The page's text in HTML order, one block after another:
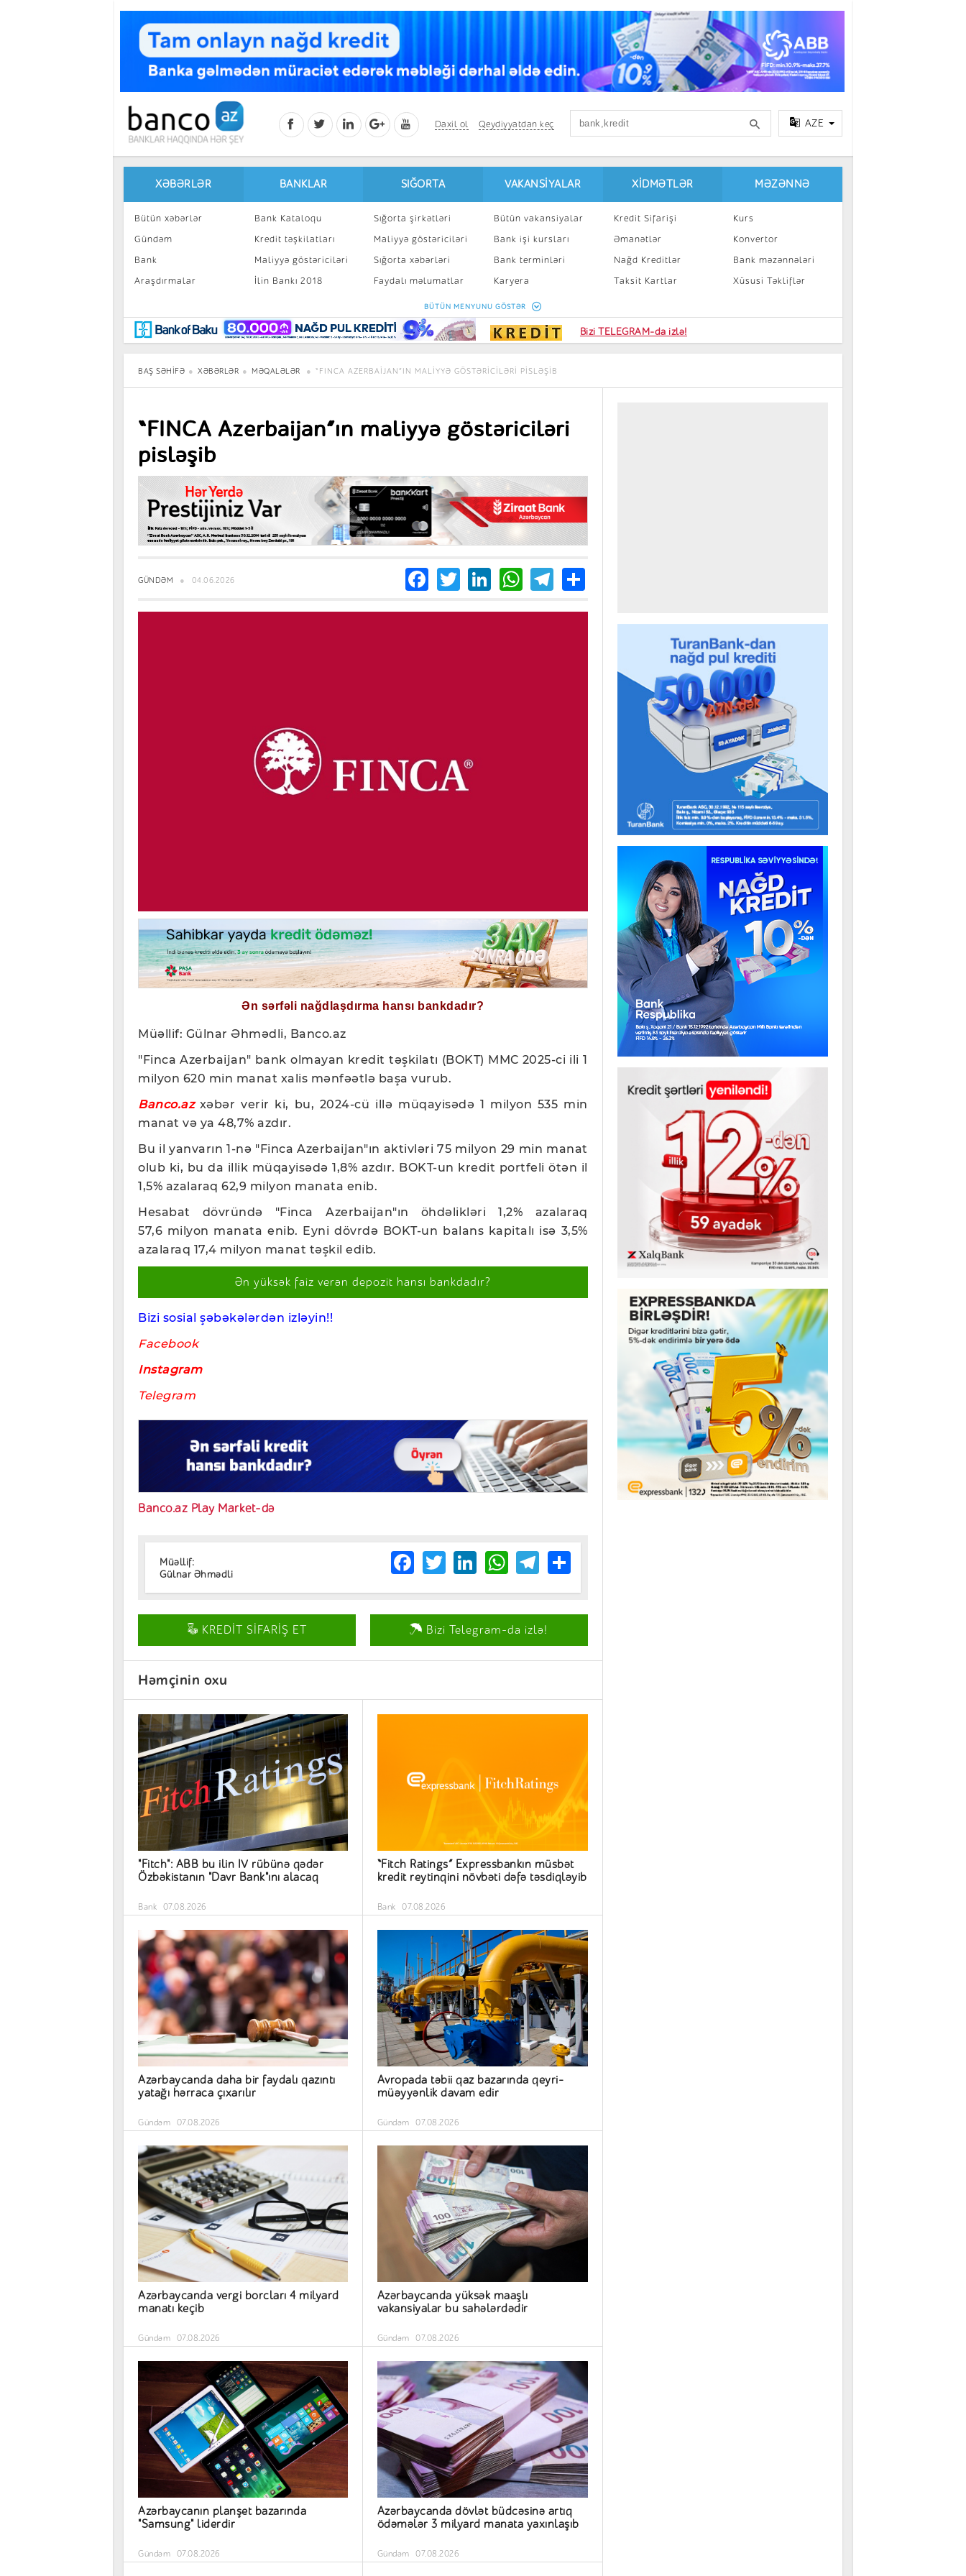
Daxil ol Qeydiyyatdan keç AZE
XƏBƏRLƏR
Bütün xəbərlər
Gündəm
Bank
Araşdırmalar
Maraqlı
BancoTV
Müsahibə
BANKLAR
Bank Kataloqu
Kredit təşkilatları
Maliyyə göstəriciləri
İlin Bankı 2018
SIĞORTA
Sığorta şirkətləri
Maliyyə göstəriciləri
Sığorta xəbərləri
Faydalı məlumatlar
Sığorta kalkulyatoru
VAKANSIYALAR
Bütün vakansiyalar
Bank işi kursları
Bank terminləri
Karyera
Peşakar inkişaf
XIDMƏTLƏR
Kredit Sifarişi
Əmanətlər
Nağd Kreditlər
Taksit Kartlar
Kart sifarişi
MƏZƏNNƏ
Kurs
Konvertor
Bank məzənnələri
Xüsusi Təkliflər
BÜTÜN MENYUNU GÖSTƏR
Bizi TELEGRAM-da izlə!
BAŞ SƏHIFƏ XƏBƏRLƏR MƏQALƏLƏR “FINCA AZERBAIJAN”IN MALIYYƏ GÖSTƏRICILƏRI PISLƏŞIB
“FINCA Azerbaijan”ın maliyyə göstəriciləri
pisləşib
GÜNDƏM 04.06.2026 Facebook
TwitterLinkedIn
WhatsApp
Telegram
Share
Ən sərfəli nağdlaşdırma hansı bankdadır?
Müəllif: Gülnar Əhmədli, Banco.az
"Finca Azerbaijan" bank olmayan kredit təşkilatı (BOKT) MMC 2025-ci ili 1
milyon 620 min manat xalis mənfəətlə başa vurub.
Banco.azxəbər verir ki, bu, 2024-cü illə müqayisədə 1 milyon 535 min
manat və ya 48,7% azdır.
Bu il yanvarın 1-nə "Finca Azerbaijan"ın aktivləri 75 milyon 29 min manat
olub ki, bu da illik müqayisədə 1,8% azdır. BOKT-un kredit portfeli ötən il
1,5% azalaraq 62,9 milyon manata enib.
Hesabat dövründə "Finca Azerbaijan"ın öhdəlikləri 1,2% azalaraq
57,6 milyon manata enib. Eyni dövrdə BOKT-un balans kapitalı isə 3,5%
azalaraq 17,4 milyon manat təşkil edib.
Ən yüksək faiz verən depozit hansı bankdadır?
Bizi sosial şəbəkələrdən izləyin!!
Facebook
Instagram
Telegram
Banco.az Play Market-də
Müəllif:
Gülnar Əhmədli
Facebook
TwitterLinkedIn
WhatsApp
Telegram
Share
KREDİT SİFARİŞ ET Bizi Telegram-da izlə!
Həmçinin oxu
"Fitch": ABB bu ilin IV rübünə qədər
Özbəkistanın "Davr Bank"ını alacaq
Bank 07.08.2026
“Fitch Ratings” Expressbankın müsbət
kredit reytinqini növbəti dəfə təsdiqləyib
Bank 07.08.2026
Azərbaycanda daha bir faydalı qazıntı
yatağı hərraca çıxarılır
Gündəm 07.08.2026
Avropada təbii qaz bazarında qeyri-
müəyyənlik davam edir
Gündəm 07.08.2026
Azərbaycanda vergi borcları 4 milyard
manatı keçib
Gündəm 07.08.2026
Azərbaycanda yüksək maaşlı
vakansiyalar bu sahələrdədir
Gündəm 07.08.2026
Azərbaycanın planşet bazarında
"Samsung" liderdir
Gündəm 07.08.2026
Azərbaycanda dövlət büdcəsinə artıq
ödəmələr 3 milyard manata yaxınlaşıb
Gündəm 07.08.2026